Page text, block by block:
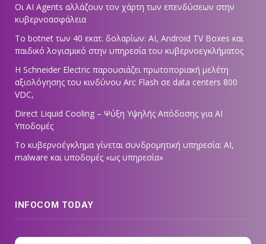
Οι AI Agents αλλάζουν τον χάρτη των επενδύσεων στην
κυβερνοασφάλεια
Το botnet των 40 εκατ. δολαρίων: AI, Android TV Boxes και
παιδικό λογισμικό στην υπηρεσία του κυβερνοεγκλήματος
Η Schneider Electric παρουσιάζει πρωτοποριακή μελέτη
αξιολόγησης του κινδύνου Arc Flash σε data centers 800
VDC,
Direct Liquid Cooling – Ψύξη Υψηλής Απόδοσης για AI
Υποδομές
Το κυβερνοέγκλημα γίνεται συνδρομητική υπηρεσία: AI,
malware και υποδομές «ως υπηρεσία»
INFOCOM TODAY